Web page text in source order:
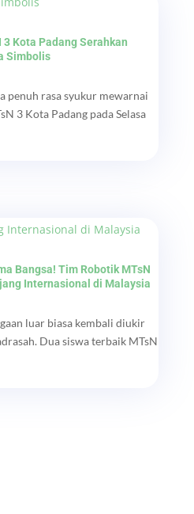
Kota Padang Serahkan
Simbolis
penuh rasa syukur mewarnai
3 Kota Padang pada Selasa
Bangsa! Tim Robotik MTsN
Internasional di Malaysia
luar biasa kembali diukir
Dua siswa terbaik MTsN